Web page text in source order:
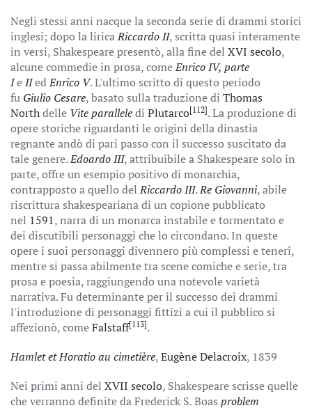
Negli stessi anni nacque la seconda serie di drammi storici
inglesi; dopo la liricaRiccardo II, scritta quasi interamente
in versi, Shakespeare presentò, alla fine del XVI secolo,
alcune commedie in prosa, comeEnrico IV, parte
IeIIedEnrico V. L'ultimo scritto di questo periodo
fu Giulio Cesare, basato sulla traduzione di Thomas
Northdelle Vite paralleledi Plutarco[112]. La produzione di
opere storiche riguardanti le origini della dinastia
regnante andò di pari passo con il successo suscitato da
tale genere.Edoardo III, attribuibile a Shakespeare solo in
parte, offre un esempio positivo di monarchia,
contrapposto a quello delRiccardo III.Re Giovanni, abile
riscrittura shakespeariana di un copione pubblicato
nel 1591, narra di un monarca instabile e tormentato e
dei discutibili personaggi che lo circondano. In queste
opere i suoi personaggi divennero più complessi e teneri,
mentre si passa abilmente tra scene comiche e serie, tra
prosa e poesia, raggiungendo una notevole varietà
narrativa. Fu determinante per il successo dei drammi
l'introduzione di personaggi fittizi a cui il pubblico si
affezionò, comeFalstaff[113].
Hamlet et Horatio au cimetière,Eugène Delacroix, 1839
Nei primi anni del XVII secolo, Shakespeare scrisse quelle
che verranno definite da Frederick S. Boas problem